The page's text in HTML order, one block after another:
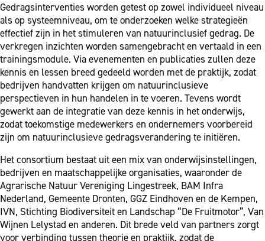
Gedragsinterventies worden getest op zowel individueel niveau
als op systeemniveau, om te onderzoeken welke strategieën
effectief zijn in het stimuleren van natuurinclusief gedrag. De
verkregen inzichten worden samengebracht en vertaald in een
trainingsmodule. Via evenementen en publicaties zullen deze
kennis en lessen breed gedeeld worden met de praktijk, zodat
bedrijven handvatten krijgen om natuurinclusieve
perspectieven in hun handelen in te voeren. Tevens wordt
gewerkt aan de integratie van deze kennis in het onderwijs,
zodat toekomstige medewerkers en ondernemers voorbereid
zijn om natuurinclusieve gedragsverandering te initiëren.
Het consortium bestaat uit een mix van onderwijsinstellingen,
bedrijven en maatschappelijke organisaties, waaronder de
Agrarische Natuur Vereniging Lingestreek, BAM Infra
Nederland, Gemeente Dronten, GGZ Eindhoven en de Kempen,
IVN, Stichting Biodiversiteit en Landschap “De Fruitmotor”, Van
Wijnen Lelystad en anderen. Dit brede veld van partners zorgt
voor verbinding tussen theorie en praktijk, zodat de